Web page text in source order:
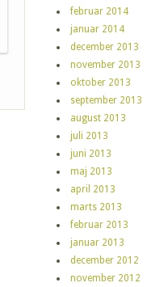
februar 2014
januar 2014
december 2013
november 2013
oktober 2013
september 2013
august 2013
juli 2013
juni 2013
maj 2013
april 2013
marts 2013
februar 2013
januar 2013
december 2012
november 2012